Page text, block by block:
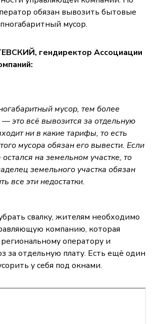
обязан вывозить бытовые
мусор.
гендиректор Ассоциации
мусор, тем более
это всё вывозится за отдельную
ни в какие тарифы, то есть
мусора обязан его вывести. Если
на земельном участке, то
земельного участка обязан
все эти недостатки.
свалку, жителям необходимо
компанию, которая
оператору и
за отдельную плату. Есть ещё один
у себя под окнами.